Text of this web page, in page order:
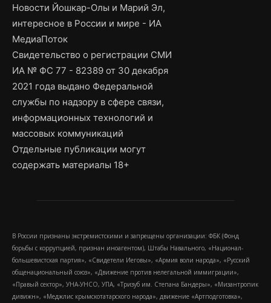
Новости Йошкар-Олы и Марий Эл,
интересное в России и мире - ИА
МедиаПоток
Свидетельство о регистрации СМИ
ИА № ФС 77 - 82389 от 30 декабря
2021 года выдано Федеральной
службы по надзору в сфере связи,
информационных технологий и
массовых коммуникаций
Отдельные публикации могут
содержать материалы 18+
В России признаны экстремистскими и запрещены организации: ФБК (Фонд
борьбы с коррупцией, признан иноагентом), Штабы Навального, «Национал-
большевистская партия», «Свидетели Иеговы», «Армия воли народа», «Русский
общенациональный союз», «Движение против нелегальной иммиграции»,
«Правый сектор», УНА-УНСО, УПА, «Тризуб им. Степана Бандеры», «Мизантропик
дивижн», «Меджлис крымскотатарского народа», движение «Артподготовка»,